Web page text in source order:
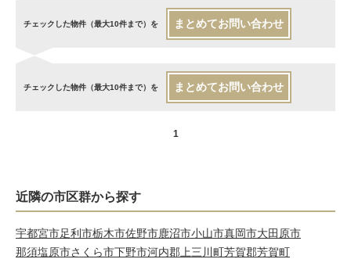
チェックした物件（最大10件まで）を まとめてお問い合わせ
チェックした物件（最大10件まで）を まとめてお問い合わせ
1
近隣の市区群から探す
宇都宮市足利市栃木市佐野市鹿沼市小山市真岡市大田原市
那須塩原市さくら市下野市河内郡上三川町芳賀郡芳賀町